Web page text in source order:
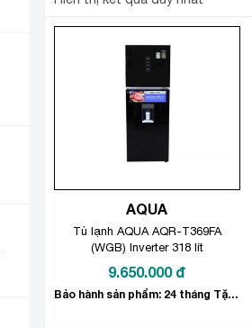
AQUA
Tủ lạnh AQUA AQR-T369FA
(WGB) Inverter 318 lít
9.650.000 đ
Bảo hành sản phẩm: 24 tháng Tặng quà trị giá 1.000.000đ